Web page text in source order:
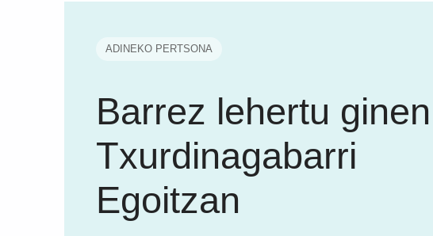
ADINEKO PERTSONA
Barrez lehertu ginen
Txurdinagabarri
Egoitzan